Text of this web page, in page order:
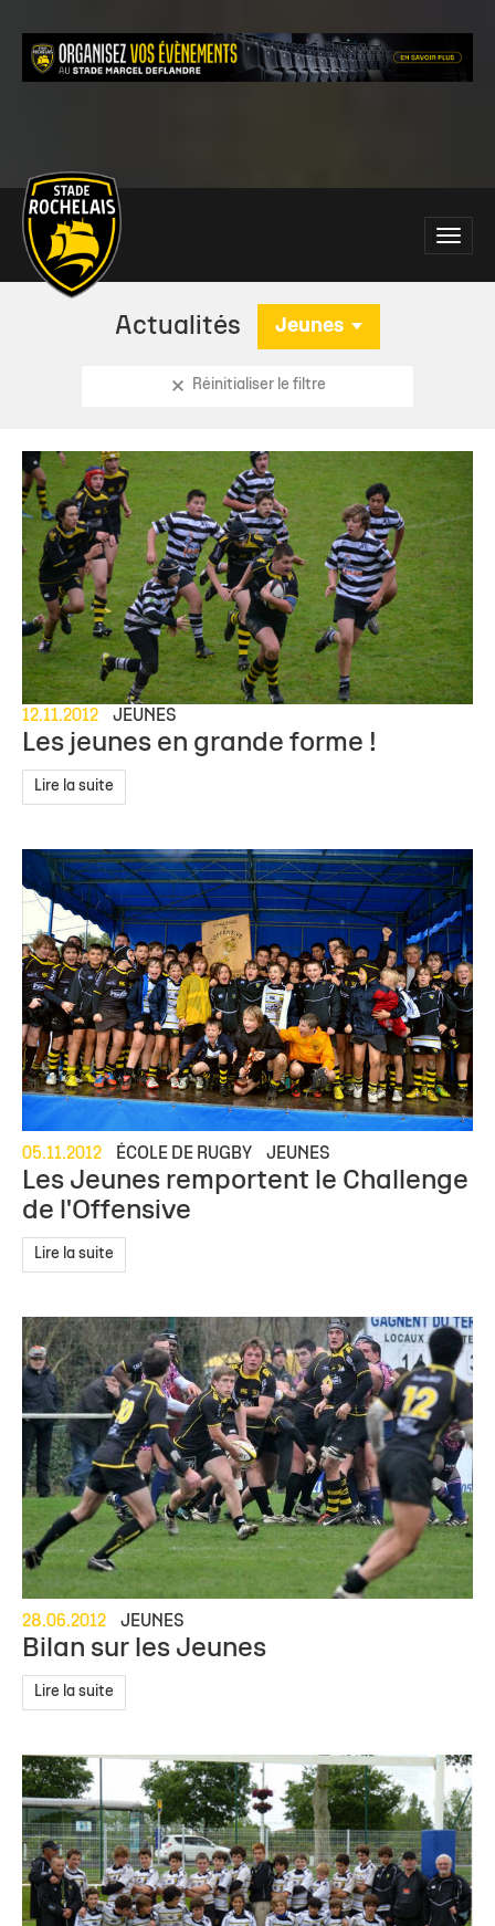
Main
site
navigation
Toggle
Actualités Jeunes
Réinitialiser le filtre
12.11.2012 JEUNES
Les jeunes en grande forme !
Lire la suite
05.11.2012 ÉCOLE DE RUGBY JEUNES
Les Jeunes remportent le Challenge
de l'Offensive
Lire la suite
28.06.2012 JEUNES
Bilan sur les Jeunes
Lire la suite